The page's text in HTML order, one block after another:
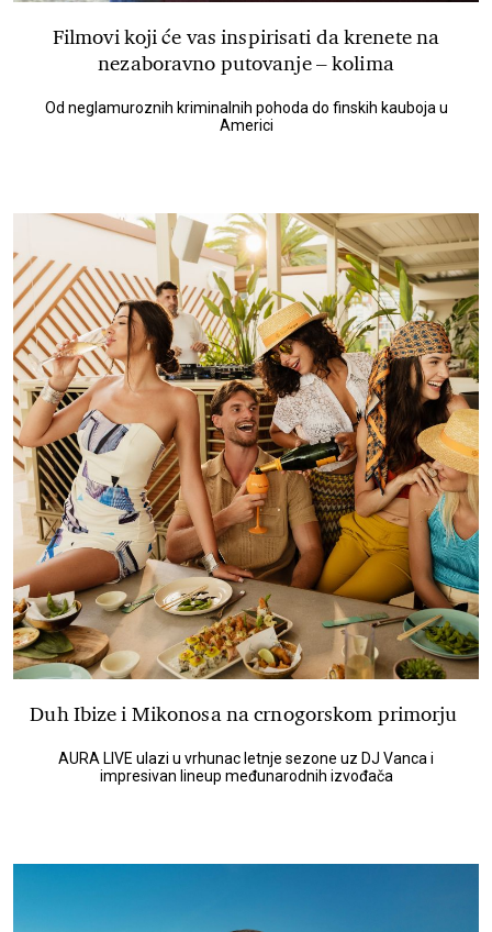
Filmovi koji će vas inspirisati da krenete na
nezaboravno putovanje – kolima
Od neglamuroznih kriminalnih pohoda do finskih kauboja u
Americi
Duh Ibize i Mikonosa na crnogorskom primorju
AURA LIVE ulazi u vrhunac letnje sezone uz DJ Vanca i
impresivan lineup međunarodnih izvođača